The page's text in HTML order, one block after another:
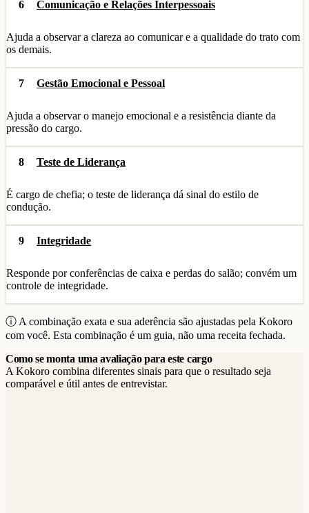
6 Comunicação e Relações Interpessoais
Ajuda a observar a clareza ao comunicar e a qualidade do trato com
os demais.
7 Gestão Emocional e Pessoal
Ajuda a observar o manejo emocional e a resistência diante da
pressão do cargo.
8 Teste de Liderança
É cargo de chefia; o teste de liderança dá sinal do estilo de
condução.
9 Integridade
Responde por conferências de caixa e perdas do salão; convém um
controle de integridade.
ⓘ A combinação exata e sua aderência são ajustadas pela Kokoro
com você. Esta combinação é um guia, não uma receita fechada.
Como se monta uma avaliação para este cargo
A Kokoro combina diferentes sinais para que o resultado seja
comparável e útil antes de entrevistar.